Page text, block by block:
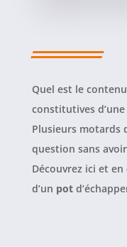
Quel est le
constitutives d’une
Plusieurs motards
question sans
Découvrez ici et en
d’un pot